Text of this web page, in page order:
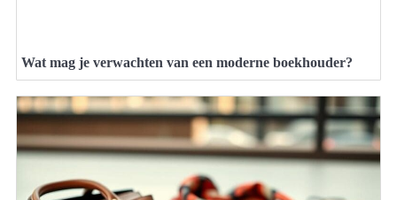
Wat mag je verwachten van een moderne boekhouder?